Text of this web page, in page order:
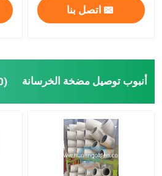
الصب المقاوم للاستعمال
أنابيب أنابيب مضخة خرسانة
اتصل بنا
أنبوب توصيل مضخة الخرسانة (10)